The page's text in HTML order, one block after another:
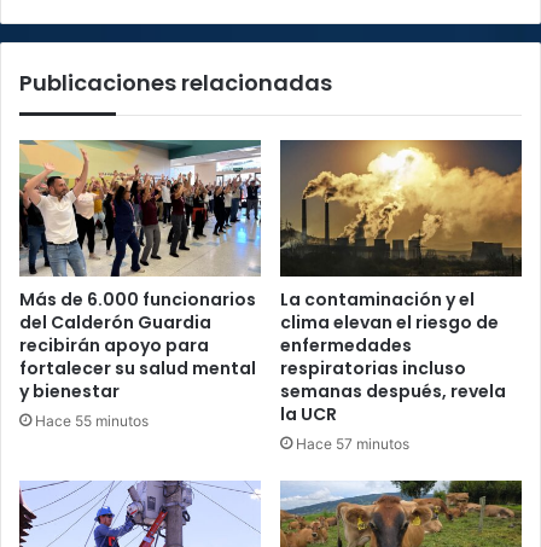
salud
la
hijo
Publicaciones relacionadas
Más de 6.000 funcionarios
del Calderón Guardia
recibirán apoyo para
fortalecer su salud mental
y bienestar
Hace 55 minutos
La contaminación y el
clima elevan el riesgo de
enfermedades
respiratorias incluso
semanas después, revela
la UCR
Hace 57 minutos